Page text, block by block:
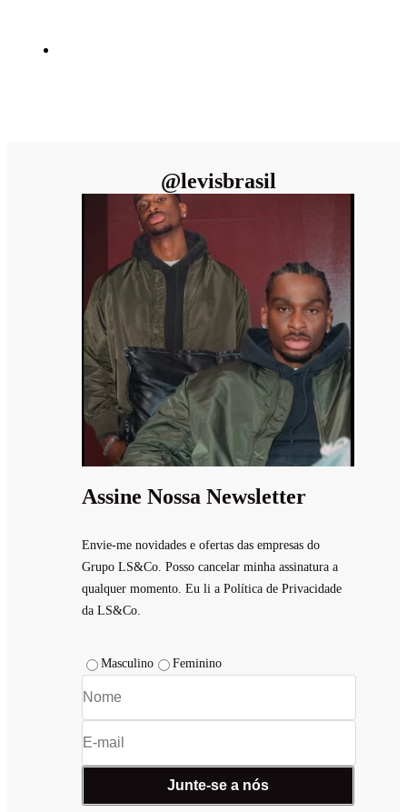
@levisbrasil
Assine Nossa Newsletter
Envie-me novidades e ofertas das empresas do
Grupo LS&Co. Posso cancelar minha assinatura a
qualquer momento. Eu li a Política de Privacidade
da LS&Co.
Masculino Feminino
Junte-se a nós